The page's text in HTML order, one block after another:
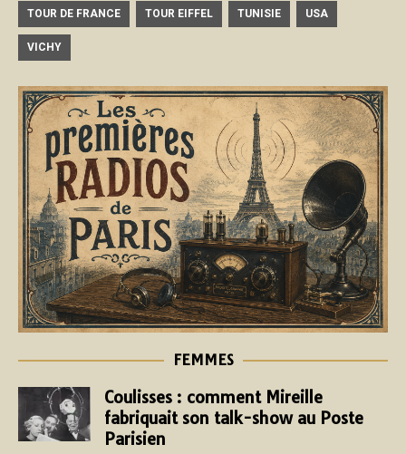
TOUR DE FRANCE TOUR EIFFEL TUNISIE USA
VICHY
FEMMES
Coulisses : comment Mireille
fabriquait son talk-show au Poste
Parisien